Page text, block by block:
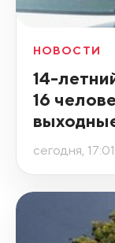
НОВОСТИ
14-
16
сегодня, 17:01